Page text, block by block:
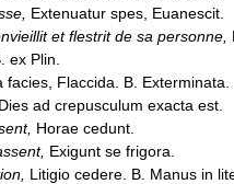
Extenuatur spes, Euanescit.
et flestrit de sa personne,
ex Plin.
facies, Flaccida. B. Exterminata.
Dies ad crepusculum exacta est.
Horae cedunt.
Exigunt se frigora.
Litigio cedere. B. Manus in